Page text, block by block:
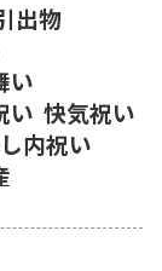
出物
い
い 快気祝い
内祝い